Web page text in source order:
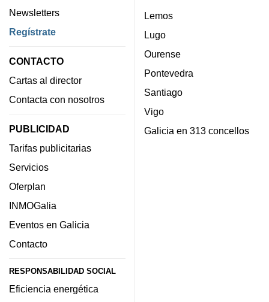
Newsletters
Regístrate
CONTACTO
Cartas al director
Contacta con nosotros
PUBLICIDAD
Tarifas publicitarias
Servicios
Oferplan
INMOGalia
Eventos en Galicia
Contacto
RESPONSABILIDAD SOCIAL
Eficiencia energética
Lemos
Lugo
Ourense
Pontevedra
Santiago
Vigo
Galicia en 313 concellos